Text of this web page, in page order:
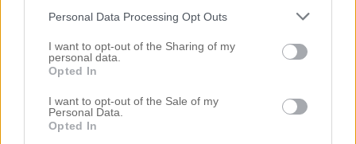
Personal Data Processing Opt Outs
I want to opt-out of the Sharing of my
personal data.
Opted In
I want to opt-out of the Sale of my
Personal Data.
Opted In
Noahs rum
Okategoriserade
Önskerubrik
Ovanvåningen
Preggo igen
PRESSUTSKICK